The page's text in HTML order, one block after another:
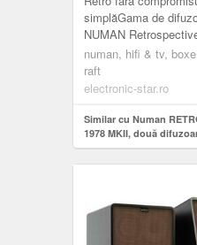
CULOARE NEGRU-
SUPORTURI
simplăGama de
NUMAN
un tribut adus aniilor
accent pe un design
numan, hifi & tv,
raft
electronic-star.ro
Similar cu Numan
1978 MKII, două
negru, capac de
suporturi